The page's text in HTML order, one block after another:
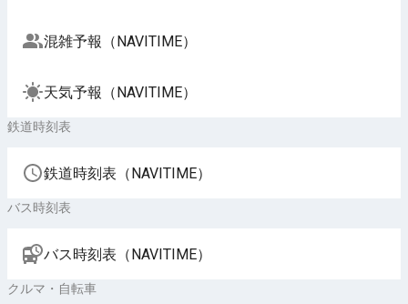
混雑予報（NAVITIME）
天気予報（NAVITIME）
鉄道時刻表
鉄道時刻表（NAVITIME）
バス時刻表
バス時刻表（NAVITIME）
クルマ・自転車